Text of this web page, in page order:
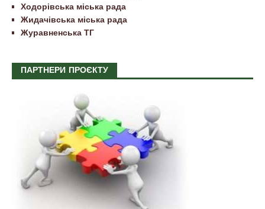
Ходорівська міська рада
Жидачівська міська рада
Журавненська ТГ
ПАРТНЕРИ ПРОЄКТУ